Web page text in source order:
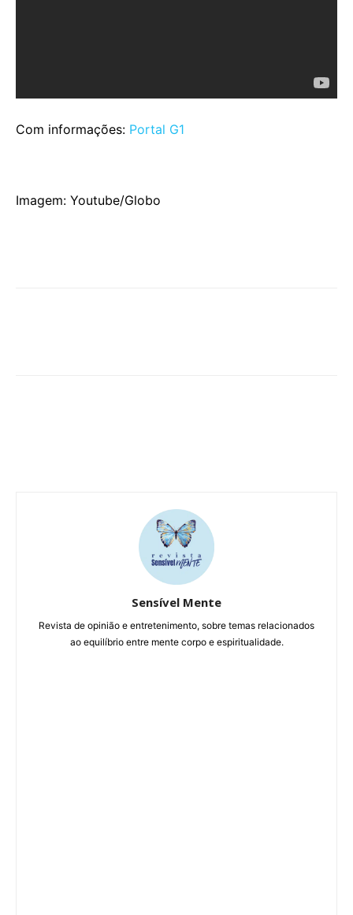
Com informações: Portal G1
Imagem: Youtube/Globo
Sensível Mente
Revista de opinião e entretenimento, sobre temas relacionados
ao equilíbrio entre mente corpo e espiritualidade.